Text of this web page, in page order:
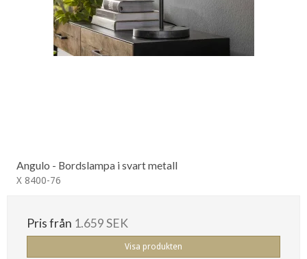
Angulo - Bordslampa i svart metall
X 8400-76
Pris från 1.659 SEK
Visa produkten